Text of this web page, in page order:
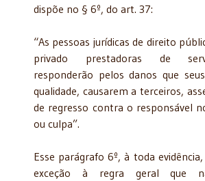
dispõe no § 6º, do art. 37:
“As pessoas jurídicas de direito
privado prestadoras de
responderão pelos danos que
qualidade, causarem a terceiros,
de regresso contra o responsável
ou culpa”.
Esse parágrafo 6º, à toda
exceção à regra geral que